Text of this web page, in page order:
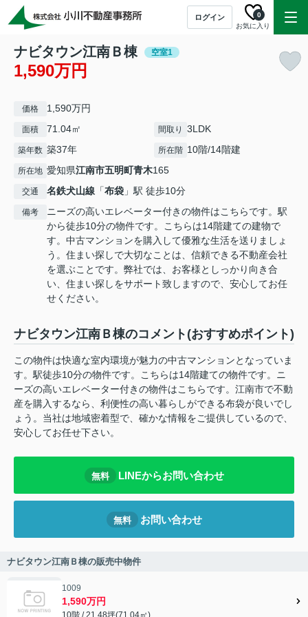
ログイン
お気に入り
0
ナビタウン江南Ｂ棟 空室1
1,590万円
価格 1,590万円
面積 71.04㎡ 間取り 3LDK
築年数 築37年 所在階 10階/14階建
所在地 愛知県江南市五明町青木165
交通 名鉄犬山線 「布袋 」駅 徒歩10分
備考
ニーズの高いエレベーター付きの物件はこちらです。駅
から徒歩10分の物件です。こちらは14階建ての建物で
す。中古マンションを購入して優雅な生活を送りましょ
う。住まい探しで大切なことは、信頼できる不動産会社
を選ぶことです。弊社では、お客様としっかり向き合
い、住まい探しをサポート致しますので、安心してお任
せください。
ナビタウン江南Ｂ棟のコメント(おすすめポイント)
この物件は快適な室内環境が魅力の中古マンションとなっていま
す。駅徒歩10分の物件です。こちらは14階建ての物件です。ニ
ーズの高いエレベーター付きの物件はこちらです。江南市で不動
産を購入するなら、利便性の高い暮らしができる布袋が良いでし
ょう。当社は地域密着型で、確かな情報をご提供しているので、
安心してお任せ下さい。
無料 LINEからお問い合わせ
無料 お問い合わせ
ナビタウン江南Ｂ棟の販売中物件
1009
1,590万円
10階 / 21.48坪(71.04㎡)